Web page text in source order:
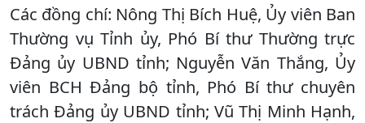
Các đồng chí: Nông Thị Bích Huệ, Ủy viên Ban
Thường vụ Tỉnh ủy, Phó Bí thư Thường trực
Đảng ủy UBND tỉnh; Nguyễn Văn Thắng, Ủy
viên BCH Đảng bộ tỉnh, Phó Bí thư chuyên
trách Đảng ủy UBND tỉnh; Vũ Thị Minh Hạnh,